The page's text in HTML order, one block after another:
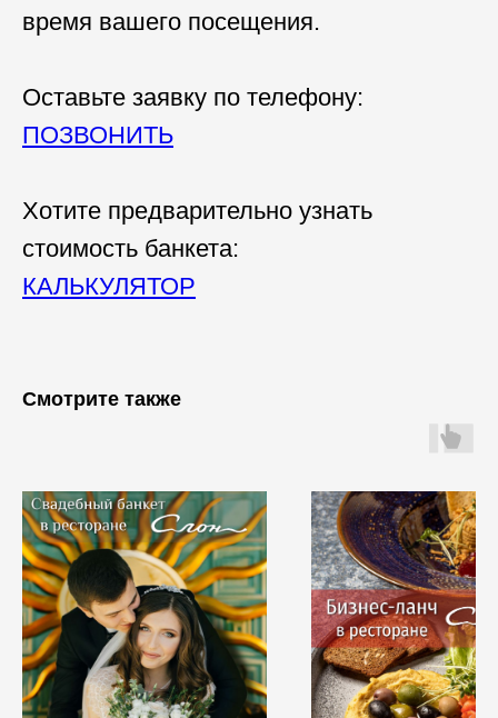
время вашего посещения.
Оставьте заявку по телефону:
ПОЗВОНИТЬ
Хотите предварительно узнать
стоимость банкета:
КАЛЬКУЛЯТОР
Смотрите также